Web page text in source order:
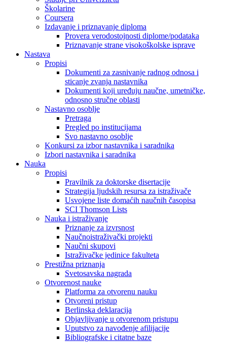
Školarine
Coursera
Izdavanje i priznavanje diploma
Provera verodostojnosti diplome/podataka
Priznavanje strane visokoškolske isprave
Nastava
Propisi
Dokumenti za zasnivanje radnog odnosa i
sticanje zvanja nastavnika
Dokumenti koji uređuju naučne, umetničke,
odnosno stručne oblasti
Nastavno osoblje
Pretraga
Pregled po institucijama
Svo nastavno osoblje
Konkursi za izbor nastavnika i saradnika
Izbori nastavnika i saradnika
Nauka
Propisi
Pravilnik za doktorske disertacije
Strategija ljudskih resursa za istraživače
Usvojene liste domaćih naučnih časopisa
SCI Thomson Lists
Nauka i istraživanje
Priznanje za izvrsnost
Naučnoistraživački projekti
Naučni skupovi
Istraživačke jedinice fakulteta
Prestižna priznanja
Svetosavska nagrada
Otvorenost nauke
Platforma za otvorenu nauku
Otvoreni pristup
Berlinska deklaracija
Objavljivanje u otvorenom pristupu
Uputstvo za navođenje afilijacije
Bibliografske i citatne baze